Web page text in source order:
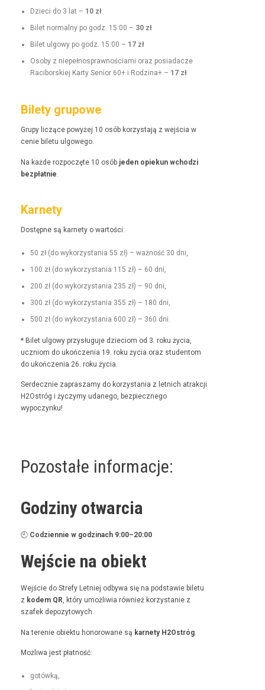
Dzieci do 3 lat – 10 zł
Bilet nor­mal­ny po godz. 15:00 – 30 zł
Bilet ulgo­wy po godz. 15:00 – 17 zł
Oso­by z niepełnosprawnoś­ci­a­mi oraz posi­adacze
Raci­borskiej Kar­ty Senior 60+ i Rodz­i­na+ – 17 zł
Bilety grupowe
Grupy liczące powyżej 10 osób korzys­ta­ją z wejś­cia w
cenie bile­tu ulgowego.
Na każde rozpoczęte 10 osób jeden opiekun wchodzi
bezpłat­nie.
Karnety
Dostęp­ne są kar­ne­ty o wartości:
50 zł (do wyko­rzys­ta­nia 55 zł) – ważność 30 dni,
100 zł (do wyko­rzys­ta­nia 115 zł) – 60 dni,
200 zł (do wyko­rzys­ta­nia 235 zł) – 90 dni,
300 zł (do wyko­rzys­ta­nia 355 zł) – 180 dni,
500 zł (do wyko­rzys­ta­nia 600 zł) – 360 dni.
* Bilet ulgo­wy przysługu­je dzieciom od 3. roku życia,
uczniom do ukończenia 19. roku życia oraz stu­den­tom
do ukończenia 26. roku życia.
Serdecznie zaprasza­my do korzys­ta­nia z let­nich atrakcji
H2Ostróg i życzymy udanego, bez­piecznego
wypoczynku!
Pozostałe informacje:
Godziny otwarcia
🕘 Codzi­en­nie w godz­i­nach 9:00–20:00
Wejście na obiekt
Wejś­cie do Stre­fy Let­niej odby­wa się na pod­staw­ie bile­tu
z kodem QR, który umożli­wia również korzys­tanie z
szafek depozytowych.
Na tere­nie obiek­tu hon­orowane są kar­ne­ty H2Ostróg
Możli­wa jest płatność:
gotówką,